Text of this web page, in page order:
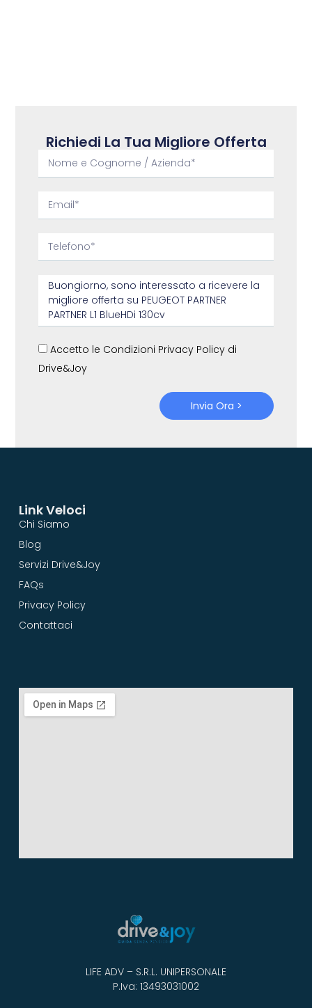
Richiedi La Tua Migliore Offerta
Accetto le Condizioni Privacy Policy di
Drive&Joy
Invia Ora >
LIFE ADV – S.R.L. UNIPERSONALE
P.Iva: 13493031002
Link Veloci
Chi Siamo
Blog
Servizi Drive&Joy
FAQs
Privacy Policy
Contattaci